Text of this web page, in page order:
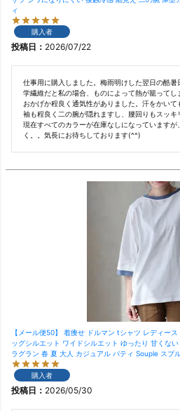
ィ
購入者
投稿日 2026/07/22
仕事用に購入しました。梅雨明けした翌日の酷
学繊維だと私の場合、ものによって熱が籠って
おかげか程良く通気性がありました。汗をかいて
袖も程良く二の腕が隠れますし、腰回りもスッキ
現在すべてのカラーが在庫なしになっています
く。。気長にお待ちしております(^^)
【メール便50】 着痩せ ドルマン tシャツ レディー
ッグシルエット ワイドシルエット ゆったり 甘くな
ラグラン 春 夏 大人 カジュアル パティ Souple スプ
購入者
投稿日 2026/05/30